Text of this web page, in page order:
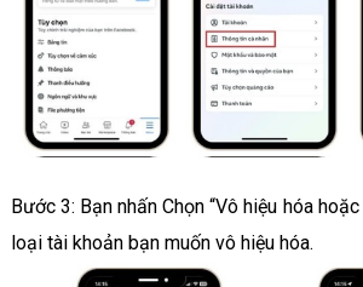
Bước 3: Bạn nhấn Chọn “Vô hiệu hóa
loại tài khoản bạn muốn vô hiệu hóa.